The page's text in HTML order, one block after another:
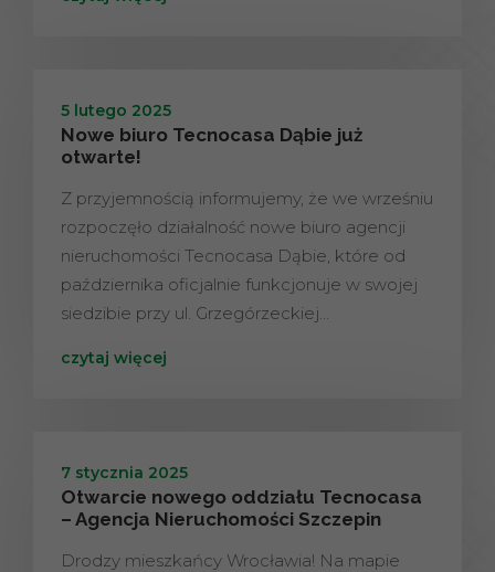
5 lutego 2025
Nowe biuro Tecnocasa Dąbie już
otwarte!
Z przyjemnością informujemy, że we wrześniu
rozpoczęło działalność nowe biuro agencji
nieruchomości Tecnocasa Dąbie, które od
października oficjalnie funkcjonuje w swojej
siedzibie przy ul. Grzegórzeckiej…
czytaj więcej
7 stycznia 2025
Otwarcie nowego oddziału Tecnocasa
– Agencja Nieruchomości Szczepin
Drodzy mieszkańcy Wrocławia! Na mapie